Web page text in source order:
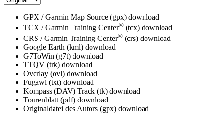
GPX / Garmin Map Source (gpx) download
TCX / Garmin Training Center® (tcx) download
CRS / Garmin Training Center® (crs) download
Google Earth (kml) download
G7ToWin (g7t) download
TTQV (trk) download
Overlay (ovl) download
Fugawi (txt) download
Kompass (DAV) Track (tk) download
Tourenblatt (pdf) download
Originaldatei des Autors (gpx) download